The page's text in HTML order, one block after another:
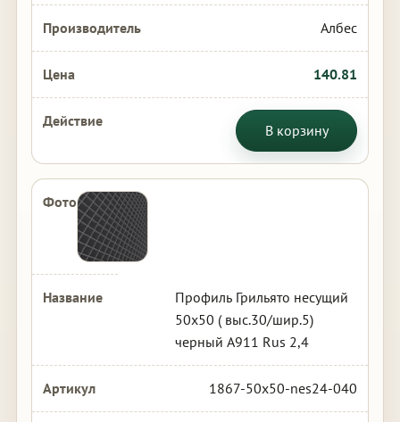
Албес
140.81
В корзину
Профиль Грильято несущий
50х50 ( выс.30/шир.5)
черный А911 Rus 2,4
1867-50x50-nes24-040